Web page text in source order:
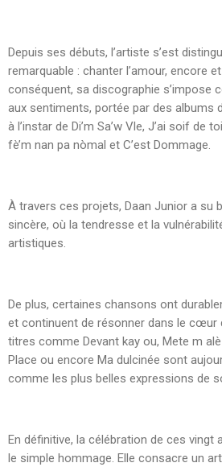
Depuis ses débuts, l’artiste s’est
remarquable : chanter l’amour, encore
conséquent, sa discographie s’impose
aux sentiments, portée par des albums
à l’instar de Di’m Sa’w Vle, J’ai soif de
fè’m nan pa nòmal et C’est Dommage.
À travers ces projets, Daan Junior a su
sincère, où la tendresse et la
artistiques.
De plus, certaines chansons ont
et continuent de résonner dans le cœur
titres comme Devant kay ou, Mete m
Place ou encore Ma dulcinée sont
comme les plus belles expressions de
En définitive, la célébration de ces vingt
le simple hommage. Elle consacre un